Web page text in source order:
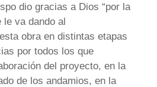
dio gracias a Dios “por la
le va dando al
obra en distintas etapas
por todos los que
del proyecto, en la
de los andamios, en la